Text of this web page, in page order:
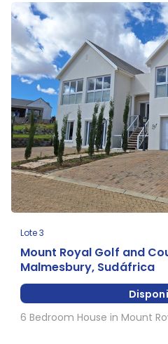
Lote 3
Mount Royal Golf and
Malmesbury, Sudáfrica
6 Bedroom House in Mount